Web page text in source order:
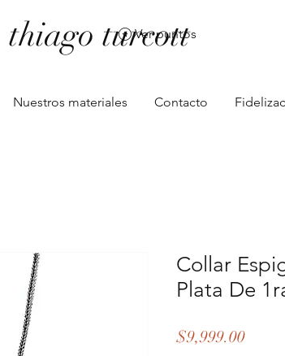
thiago turcott
Ver puntos
Nuestros materiales Contacto
Collar
Plata De
$9,999.00Precio